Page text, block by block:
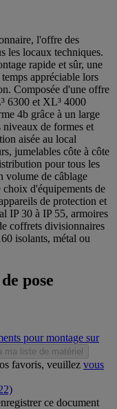
l'offre des
les locaux techniques.
rapide et sûr, une
appréciable lors
Composée d'une offre
6300 et XL³ 4000
4b grâce à un large
de formes et
aisée au local
jumelables côte à côte
pour tous les
volume de câblage
d'équipements de
de protection et
IP 30 à IP 55, armoires
coffrets divisionnaires
isolants, métal ou
pose
pour montage sur
ma liste de matériel
favoris, veuillez vous
ce document